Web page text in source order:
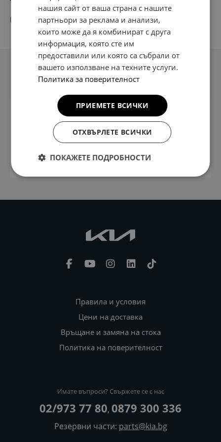
PN: G5141 AD E00
Техническа информация
Устойчив на износване и замъгляване. Използва
се с налични куки за закрепване в превозни
средства. Тъкано лого на постелката на водача.
петата. Гранулиран гръб.
Правила и условия
Цени на доставка
Връщане и замяна на стока
Политика на поверителност
Имате въпроси? Свържете се с нас
02/973 77 80, 0879 300 336
Резервни части: parts@kia.bg
нашия сайт от ваша страна с нашите
партньори за реклама и анализи,
които може да я комбинират с друга
информация, която сте им
предоставили или която са събрали от
вашето използване на техните услуги.
Политика за поверителност
ПРИЕМЕТЕ ВСИЧКИ
ОТХВЪРЛЕТЕ ВСИЧКИ
ПОКАЖЕТЕ ПОДРОБНОСТИ